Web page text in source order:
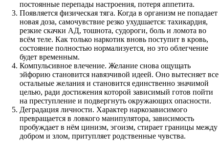
постоянные перепады настроения, потеря аппетита.
Появляется физическая тяга. Когда в организм не попадает
новая доза, самочувствие резко ухудшается: тахикардия,
резкие скачки АД, тошнота, судороги, боль и ломота во
всём теле. Как только наркотик вновь поступит в кровь,
состояние полностью нормализуется, но это облегчение
будет временным.
Компульсивное влечение. Желание снова ощущать
эйфорию становится навязчивой идеей. Оно вытесняет все
остальные желания и становится единственно значимой
целью, ради достижения которой зависимый готов пойти
на преступление и подвергнуть окружающих опасности.
Деградация личности. Характер наркозависимого
превращается в ловкого манипулятора, зависимость
пробуждает в нём цинизм, эгоизм, стирает границы между
добром и злом, притупляет родственные чувства.